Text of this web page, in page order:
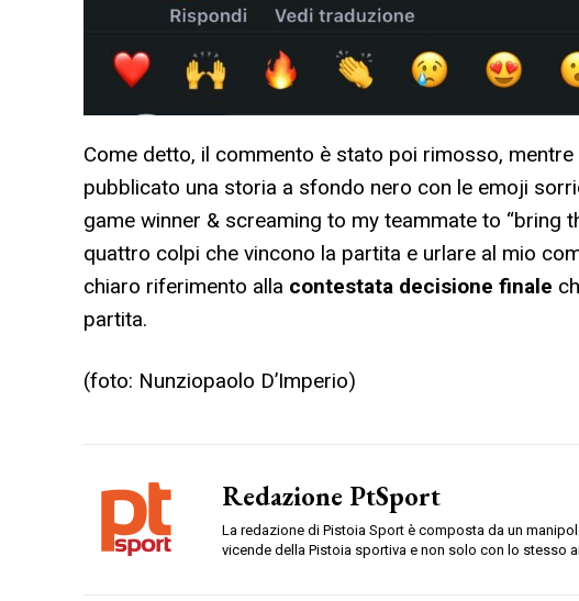
Come detto, il commento è stato poi rimosso,
pubblicato una storia a sfondo nero con le emoji
game winner & screaming to my teammate to “bring
quattro colpi che vincono la partita e urlare al mio
chiaro riferimento alla contestata decisione finale
partita.
(foto: Nunziopaolo D’Imperio)
Redazione PtSport
La redazione di Pistoia Sport è composta da un
vicende della Pistoia sportiva e non solo con lo stesso